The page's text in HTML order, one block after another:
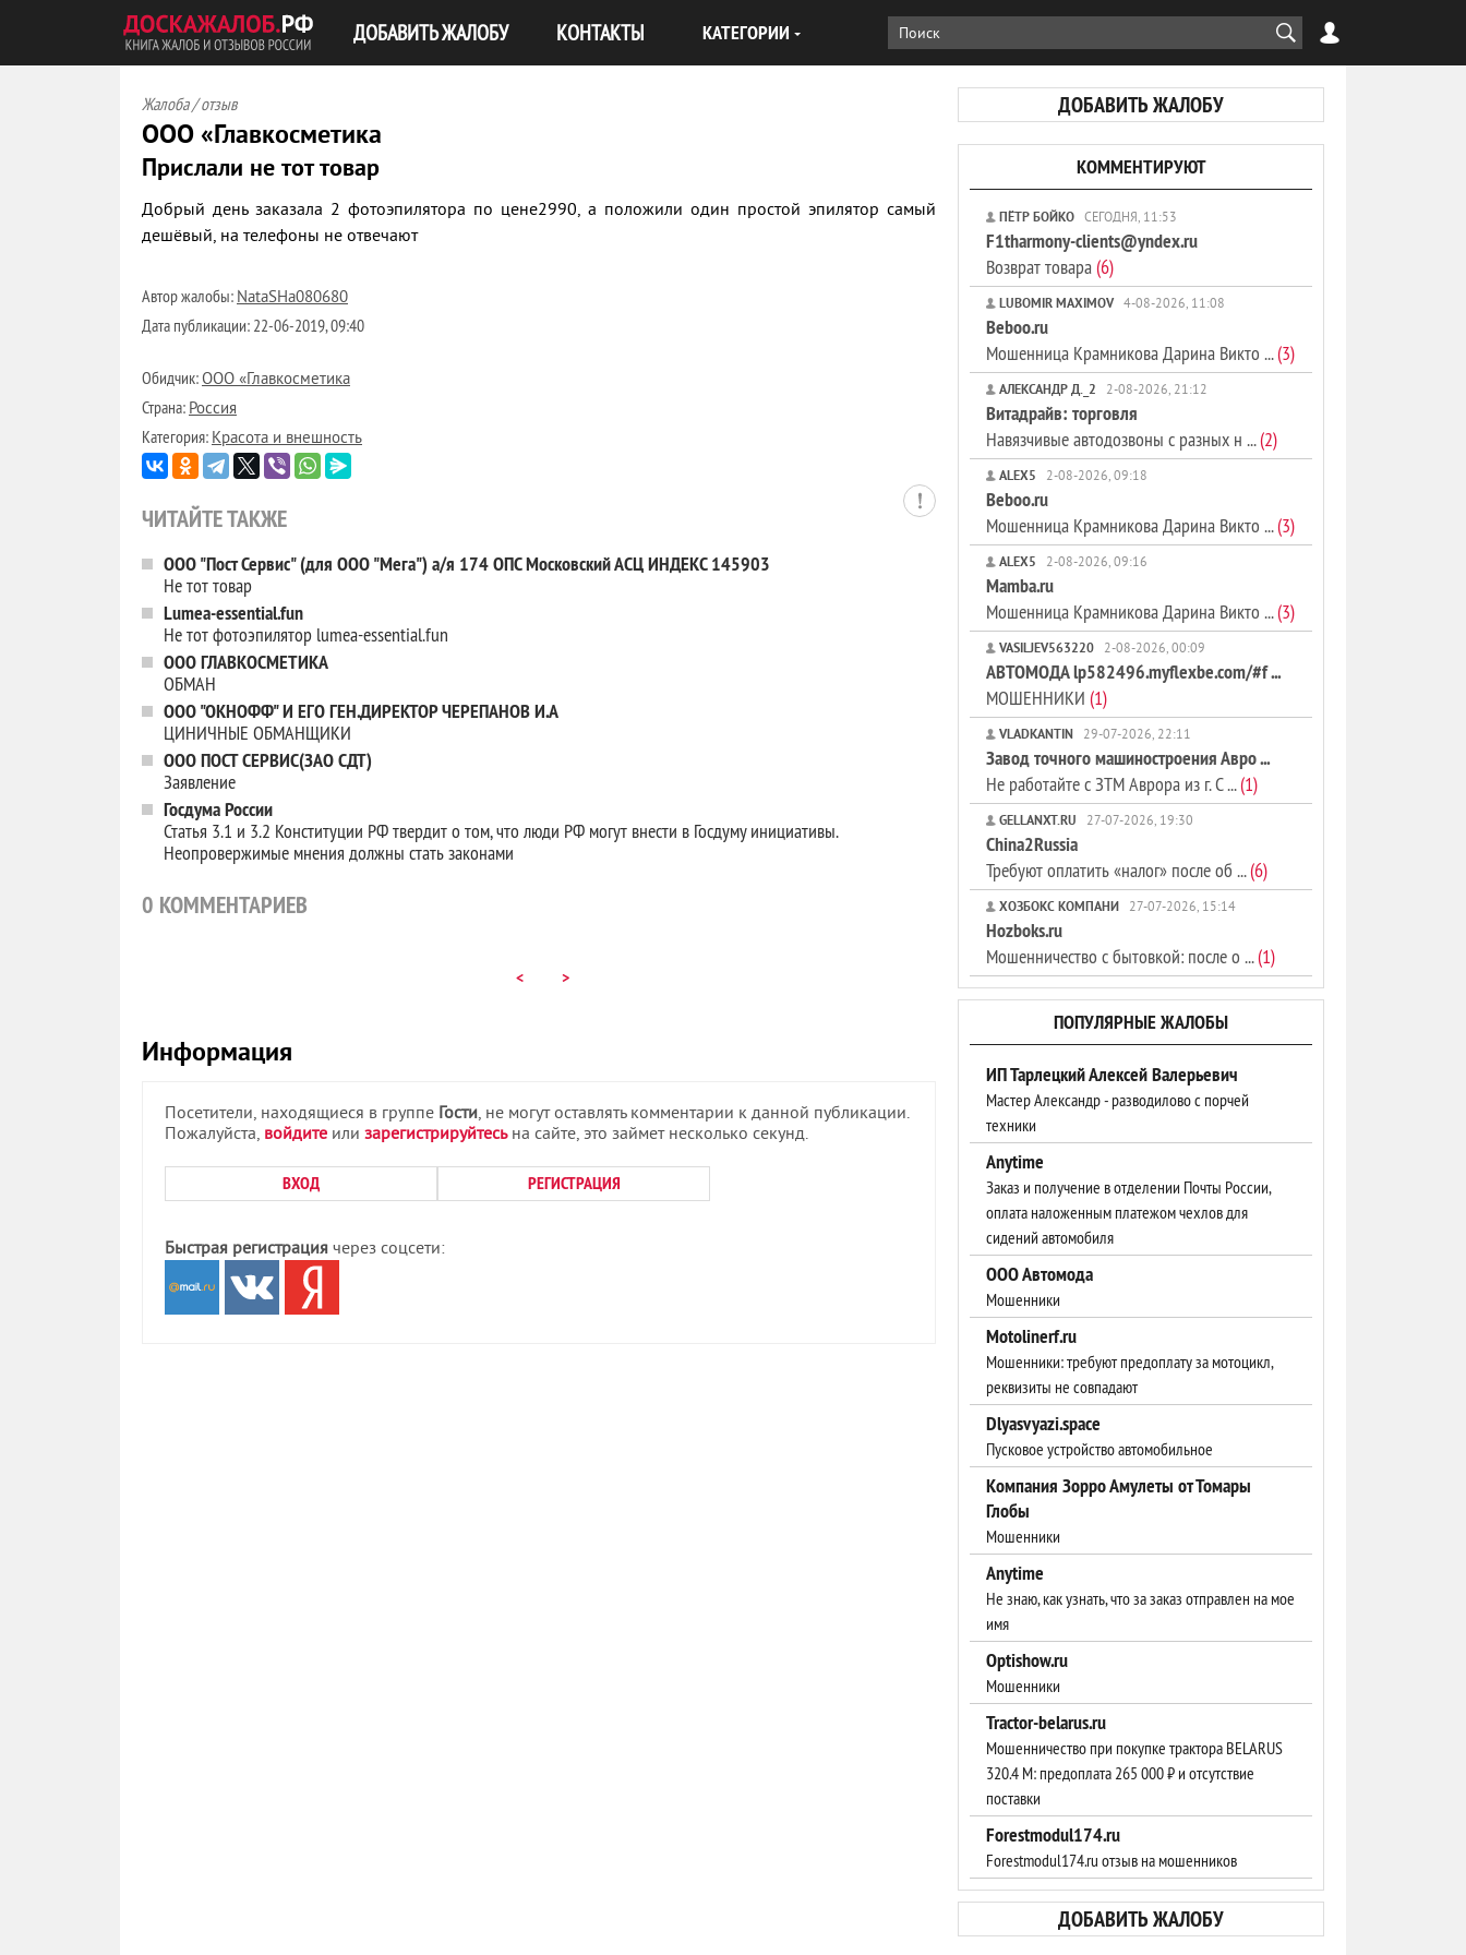
ДОБАВИТЬ ЖАЛОБУ КОНТАКТЫ КАТЕГОРИИ
ДОБАВИТЬ ЖАЛОБУ
Жалоба / отзыв
ООО «Главкосметика
Прислали не тот товар
Добрый день заказала 2 фотоэпилятора по цене2990, а положили один простой эпилятор самый
дешёвый, на телефоны не отвечают
Автор жалобы:NataSHa080680
Дата публикации: 22-06-2019, 09:40
Обидчик:ООО «Главкосметика
Страна:Россия
Категория:Красота и внешность
ЧИТАЙТЕ ТАКЖЕ
ООО "Пост Сервис" (для ООО "Мега") а/я 174 ОПС Московский АСЦ ИНДЕКС 145903
Не тот товар
Lumea-essential.fun
Не тот фотоэпилятор lumea-essential.fun
ООО ГЛАВКОСМЕТИКА
ОБМАН
ООО "ОКНОФФ" И ЕГО ГЕН.ДИРЕКТОР ЧЕРЕПАНОВ И.А
ЦИНИЧНЫЕ ОБМАНЩИКИ
ООО ПОСТ СЕРВИС(ЗАО СДТ)
Заявление
Госдума России
Статья 3.1 и 3.2 Конституции РФ твердит о том, что люди РФ могут внести в Госдуму инициативы.
Неопровержимые мнения должны стать законами
0 КОММЕНТАРИЕВ
< >
Информация
Посетители, находящиеся в группе Гости, не могут оставлять комментарии к данной публикации.
Пожалуйста, войдите или зарегистрируйтесьна сайте, это займет несколько секунд.
ВХОД РЕГИСТРАЦИЯ
Быстрая регистрация через соцсети:
КОММЕНТИРУЮТ
ПЁТР БОЙКО СЕГОДНЯ, 11:53
F1tharmony-clients@yndex.ru
Возврат товара(6)
LUBOMIR MAXIMOV 4-08-2026, 11:08
Beboo.ru
Мошенница Крамникова Дарина Викто ...(3)
АЛЕКСАНДР Д._2 2-08-2026, 21:12
Витадрайв: торговля
Навязчивые автодозвоны с разных н ...(2)
ALEX5 2-08-2026, 09:18
Beboo.ru
Мошенница Крамникова Дарина Викто ...(3)
ALEX5 2-08-2026, 09:16
Mamba.ru
Мошенница Крамникова Дарина Викто ...(3)
VASILJEV563220 2-08-2026, 00:09
АВТОМОДА lp582496.myflexbe.com/#f ...
МОШЕННИКИ (1)
VLADKANTIN 29-07-2026, 22:11
Завод точного машиностроения Авро ...
Не работайте с ЗТМ Аврора из г. С ...(1)
GELLANXT.RU 27-07-2026, 19:30
China2Russia
Требуют оплатить «налог» после об ...(6)
ХОЗБОКС КОМПАНИ 27-07-2026, 15:14
Hozboks.ru
Мошенничество с бытовкой: после о ...(1)
ПОПУЛЯРНЫЕ ЖАЛОБЫ
ИП Тарлецкий Алексей Валерьевич
Мастер Александр - разводилово с порчей
техники
Anytime
Заказ и получение в отделении Почты России,
оплата наложенным платежом чехлов для
сидений автомобиля
ООО Автомода
Мошенники
Motolinerf.ru
Мошенники: требуют предоплату за мотоцикл,
реквизиты не совпадают
Dlyasvyazi.space
Пусковое устройство автомобильное
Компания Зорро Амулеты от Томары
Глобы
Мошенники
Anytime
Не знаю, как узнать, что за заказ отправлен на мое
имя
Optishow.ru
Мошенники
Tractor-belarus.ru
Мошенничество при покупке трактора BELARUS
320.4 М: предоплата 265 000 ₽ и отсутствие
поставки
Forestmodul174.ru
Forestmodul174.ru отзыв на мошенников
ДОБАВИТЬ ЖАЛОБУ